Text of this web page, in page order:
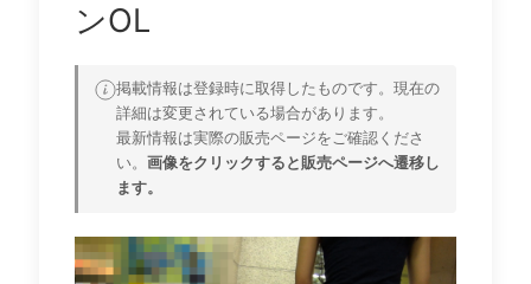
ンOL
掲載情報は登録時に取得したものです。現在の
詳細は変更されている場合があります。
最新情報は実際の販売ページをご確認くださ
い。 画像をクリックすると販売ページへ遷移し
ます。